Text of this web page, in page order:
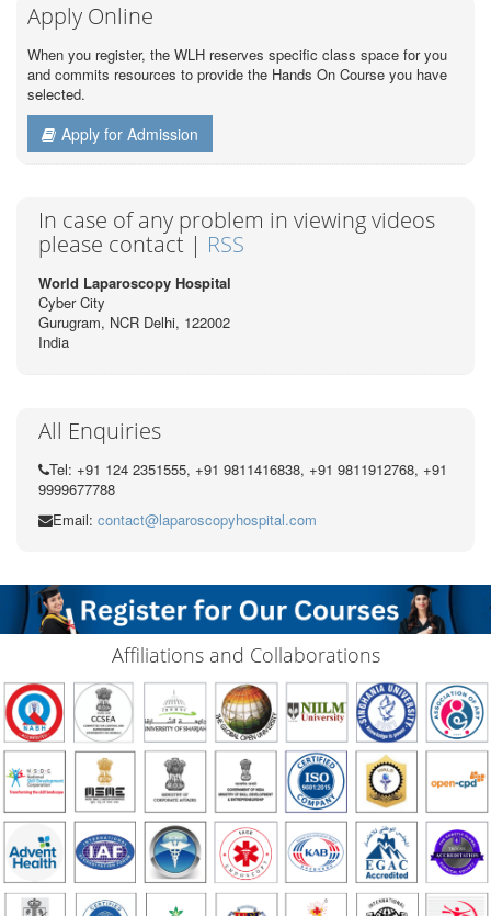
Apply Online
When you register, the WLH reserves specific class space for you
and commits resources to provide the Hands On Course you have
selected.
Apply for Admission
In case of any problem in viewing videos
please contact | RSS
World Laparoscopy Hospital
Cyber City
Gurugram, NCR Delhi, 122002
India
All Enquiries
Tel: +91 124 2351555, +91 9811416838, +91 9811912768, +91
9999677788
Email: contact@laparoscopyhospital.com
Affiliations and Collaborations